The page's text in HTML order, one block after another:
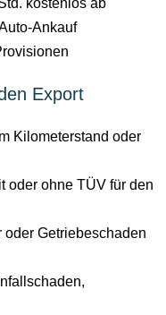
kostenlos ab
Ankauf
Export
Kilometerstand oder
oder ohne TÜV für den
Getriebeschaden